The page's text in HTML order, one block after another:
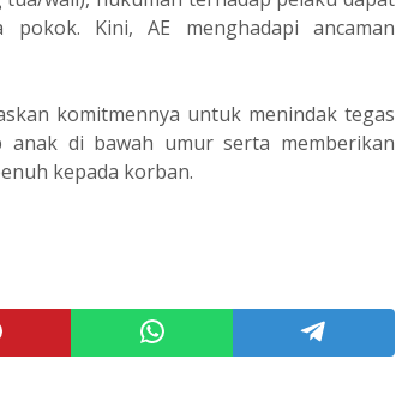
Kini, AE menghadapi ancaman
komitmennya untuk menindak tegas
anak di bawah umur serta memberikan
kepada korban.